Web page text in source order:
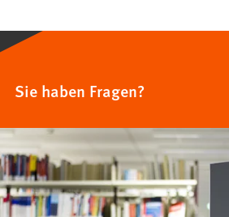
Sie haben Fragen?